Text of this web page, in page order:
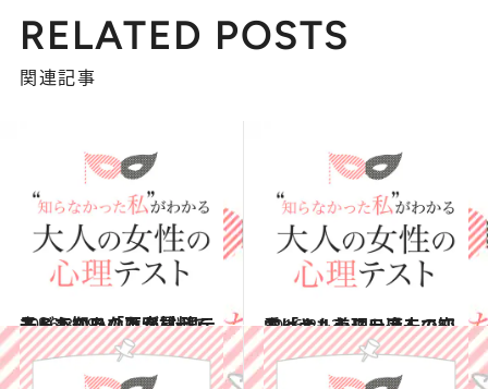
RELATED POSTS
関連記事
2016.3.19
子どものあなたが買ってもらえないのは？ 心理テストで知る「不安材料」
占い 2016.2.13
もっとも美しい過去の恋愛は？ 心理テストで知る「ナルシスト度」
占い